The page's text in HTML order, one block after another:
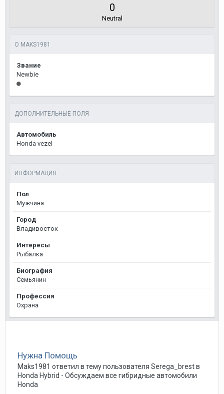
0
Neutral
О MAKS1981
Звание
Newbie
ДОПОЛНИТЕЛЬНЫЕ ПОЛЯ
Автомобиль
Honda vezel
ИНФОРМАЦИЯ
Пол
Мужчина
Город
Владивосток
Интересы
Рыбалка
Биография
Семьянин
Профессия
Охрана
Нужна Помощь
Maks1981 ответил в тему пользователя Serega_brestв
Honda Hybrid - Обсуждаем все гибридные автомобили
Honda